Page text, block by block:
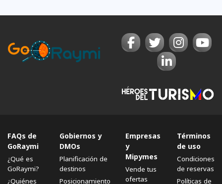
FAQs de
GoRaymi
¿Qué es
GoRaymi?
¿Quiénes
Gobiernos y
DMOs
Planificación de
destinos
Posicionamiento
Empresas
y
Mipymes
Vende tus
ofertas
Términos
de uso
Condiciones
de reservas
Políticas de